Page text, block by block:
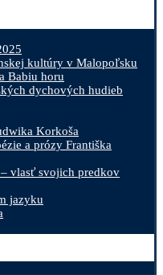
kultúry v Malopoľsku
Babiu horu
dychových hudieb
Korkoša
a prózy Františka
vlasť svojich predkov
jazyku